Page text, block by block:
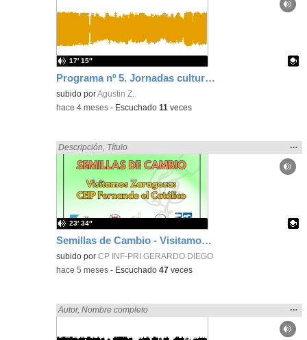
Programa nº 5. Jornadas culturales
Contenido educativo.
subido porAgustin Z.
17′ 15″
-hace 4 meses - Escuchado11 veces
Semillas de Cambio - Visitamos Zaragoza: CEIP Fernando el Católico
Encontrado «zaragoza» en:
Descripción Título
la
…
Contenido educativo.
subido porCP INF-PRI GERARDO DIEGO
23′ 34″
-hace 5 meses - Escuchado47 veces
Encontrado «zaragoza» en:
Autor,Nombre completo
la
…